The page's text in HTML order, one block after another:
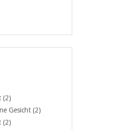
(2)
Gesicht (2)
(2)